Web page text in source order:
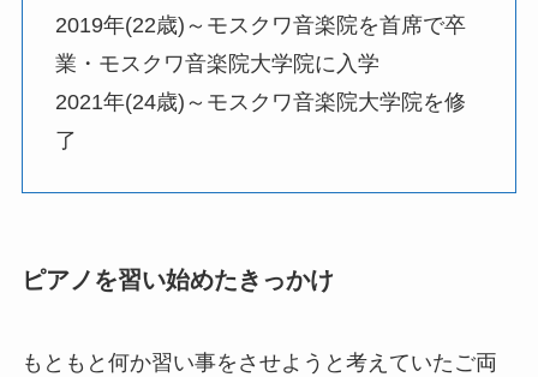
2019年(22歳)～モスクワ音楽院を首席で卒
業・モスクワ音楽院大学院に入学
2021年(24歳)～モスクワ音楽院大学院を修
了
ピアノを習い始めたきっかけ
もともと何か習い事をさせようと考えていたご両